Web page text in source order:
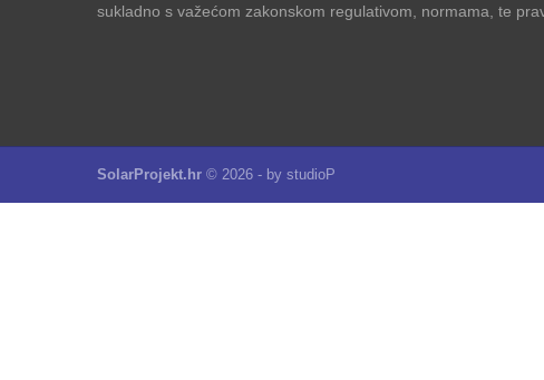
sukladno s važećom zakonskom regulativom, normama, te
SolarProjekt.hr © 2026 - by studioP